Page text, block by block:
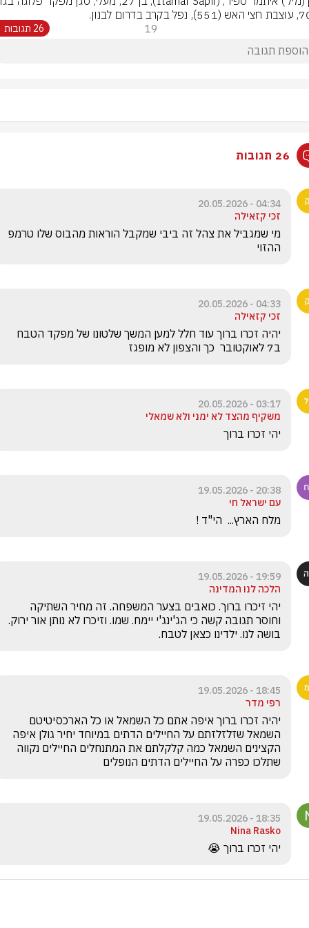
בדרום לבנון.
19 26 תגובות
26 תגובות
04:34 - 20.05.2026
זכי קזאילה
ההזוי
04:33 - 20.05.2026
זכי קזאילה
ב7 לאוקטובר  כך והצפון לא מופגז
03:17 - 20.05.2026
משקיף מהצד לא ימני ולא שמאלי
יהי זכרו ברוך
20:38 - 19.05.2026
עם ישראל חי
מלח הארץ...  הי"ד !
19:59 - 19.05.2026
הלכה לנו המדינה
בושה לנו. ילדינו כצאן לטבח.
18:45 - 19.05.2026
רפי מדר
שתלכו כפרה על החיילים הדתים הנופלים
18:35 - 19.05.2026
Nina Rasko
יהי זכרו ברוך 😭